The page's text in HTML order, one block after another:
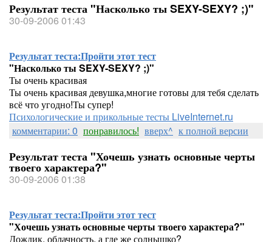
Результат теста "Насколько ты SEXY-SEXY? ;)"
30-09-2006 01:43
Результат теста:Пройти этот тест
"Насколько ты SEXY-SEXY? ;)"
Ты очень красивая
Ты очень красивая девушка,многие готовы для тебя сделать
всё что угодно!Ты супер!
Психологические и прикольные тесты LiveInternet.ru
комментарии: 0 понравилось! вверх^ к полной версии
Результат теста "Хочешь узнать основные черты
твоего характера?"
30-09-2006 01:38
Результат теста:Пройти этот тест
"Хочешь узнать основные черты твоего характера?"
Дождик, облачность, а где же солнышко?